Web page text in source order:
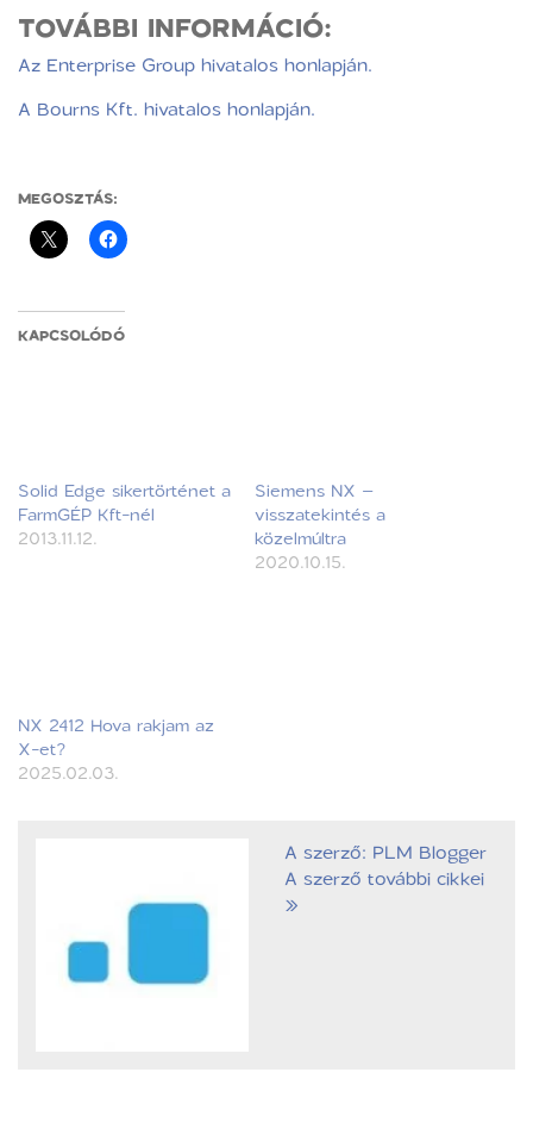
TOVÁBBI INFORMÁCIÓ:
Az Enterprise Group hivatalos honlapján.
A Bourns Kft. hivatalos honlapján.
MEGOSZTÁS:
KAPCSOLÓDÓ
Solid Edge sikertörténet a
FarmGÉP Kft-nél
2013.11.12.
Siemens NX –
visszatekintés a
közelmúltra
2020.10.15.
NX 2412 Hova rakjam az
X-et?
2025.02.03.
A szerző: PLM Blogger
A szerző további cikkei
»